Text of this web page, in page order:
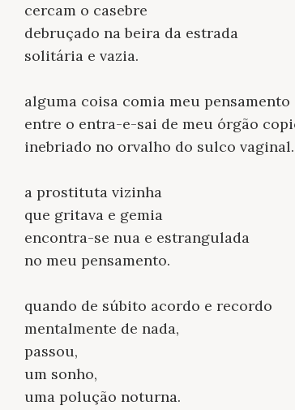
cercam o casebre
debruçado na beira da estrada
solitária e vazia.
alguma coisa comia meu pensamento
entre o entra-e-sai de meu órgão
inebriado no orvalho do sulco vaginal.
a prostituta vizinha
que gritava e gemia
encontra-se nua e estrangulada
no meu pensamento.
quando de súbito acordo e recordo
mentalmente de nada,
passou,
um sonho,
uma polução noturna.